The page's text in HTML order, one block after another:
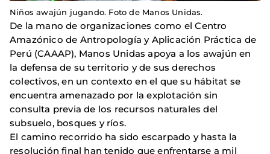
Niños awajún jugando. Foto de Manos Unidas.
De la mano de organizaciones como el Centro
Amazónico de Antropología y Aplicación Práctica de
Perú (CAAAP), Manos Unidas apoya a los awajún en
la defensa de su territorio y de sus derechos
colectivos, en un contexto en el que su hábitat se
encuentra amenazado por la explotación sin
consulta previa de los recursos naturales del
subsuelo, bosques y ríos.
El camino recorrido ha sido escarpado y hasta la
resolución final han tenido que enfrentarse a mil